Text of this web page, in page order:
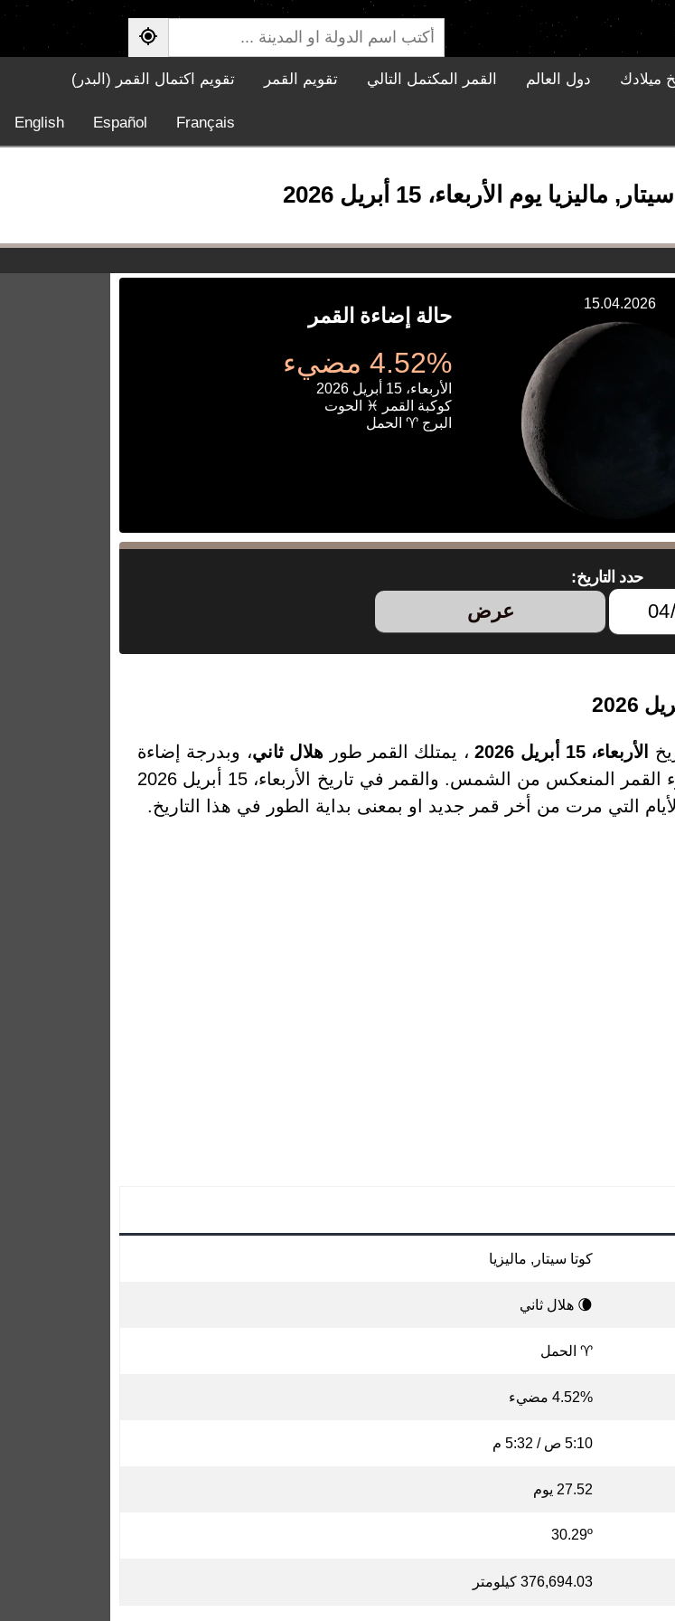
ميلادك دول العالم القمر المكتمل التالي تقويم القمر تقويم اكتمال القمر (البدر)
English Español Français
يوم الأربعاء، 15 أبريل 2026
15.04.2026
حالة إضاءة القمر
4.52% مضيء
الأربعاء، 15 أبريل 2026
كوكبة القمر ♓ الحوت
البرج ♈ الحمل
حدد التاريخ:
عرض
الأربعاء، 15 أبريل 2026 ، يمتلك القمر طور هلال ثاني، وبدرجة إضاءة
4.52% والتي تمثل النسبة المئوية لضوء القمر المنعكس من الشمس. والقمر في تاريخ الأربعاء، 15 أبريل 2026
كوتا سيتار, ماليزيا
🌘 هلال ثاني
♈ الحمل
4.52% مضيء
5:10 ص / 5:32 م
27.52 يوم
30.29º
376,694.03 كيلومتر